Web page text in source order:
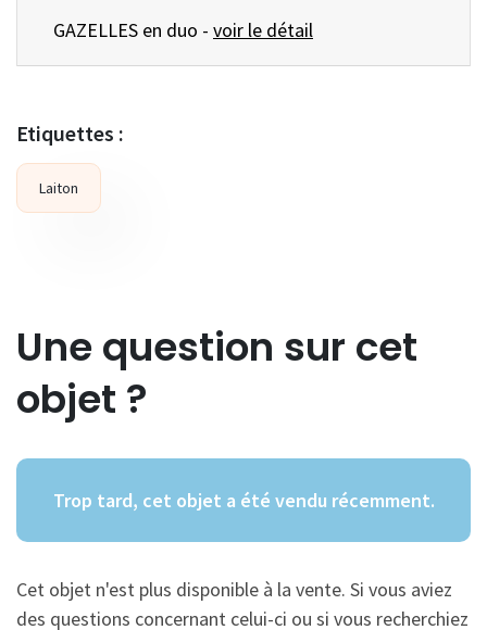
GAZELLES en duo - voir le détail
Etiquettes :
Laiton
Une question sur cet
objet ?
Trop tard, cet objet a été vendu récemment.
Cet objet n'est plus disponible à la vente. Si vous aviez
des questions concernant celui-ci ou si vous recherchiez